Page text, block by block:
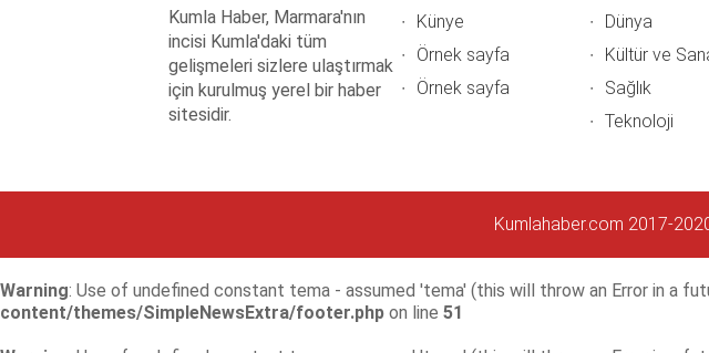
Kumla Haber, Marmara'nın
incisi Kumla'daki tüm
gelişmeleri sizlere ulaştırmak
için kurulmuş yerel bir haber
sitesidir.
Künye
Örnek sayfa
Örnek sayfa
Dünya
Kültür ve
Sağlık
Teknoloji
Kumlahaber.com 2017-2020
Warning: Use of undefined constant tema - assumed 'tema' (this will throw an Error in a
content/themes/SimpleNewsExtra/footer.php on line 51